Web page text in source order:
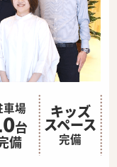
車場
台
備
キッズ
スペース
完備